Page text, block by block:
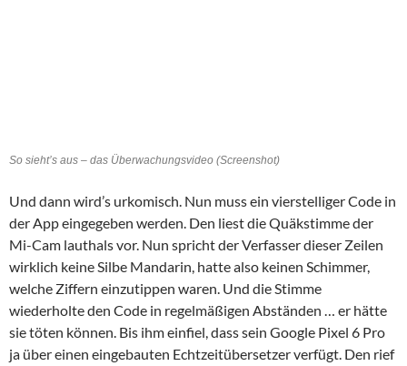
So sieht’s aus – das Überwachungsvideo (Screenshot)
Und dann wird’s urkomisch. Nun muss ein vierstelliger Code in
der App eingegeben werden. Den liest die Quäkstimme der
Mi-Cam lauthals vor. Nun spricht der Verfasser dieser Zeilen
wirklich keine Silbe Mandarin, hatte also keinen Schimmer,
welche Ziffern einzutippen waren. Und die Stimme
wiederholte den Code in regelmäßigen Abständen … er hätte
sie töten können. Bis ihm einfiel, dass sein Google Pixel 6 Pro
ja über einen eingebauten Echtzeitübersetzer verfügt. Den rief